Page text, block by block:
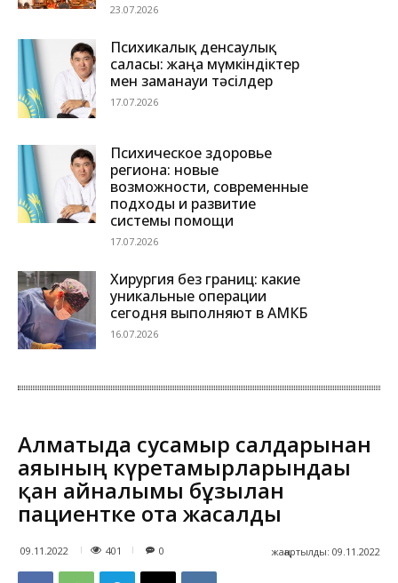
23.07.2026
Психикалық денсаулық
саласы: жаңа мүмкіндіктер
мен заманауи тәсілдер
17.07.2026
Психическое здоровье
региона: новые
возможности, современные
подходы и развитие
системы помощи
17.07.2026
Хирургия без границ: какие
уникальные операции
сегодня выполняют в АМКБ
16.07.2026